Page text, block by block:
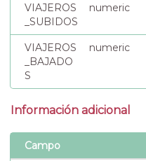
VIAJEROS
_SUBIDOS
numeric
VIAJEROS
_BAJADO
S
numeric
Información adicional
Campo